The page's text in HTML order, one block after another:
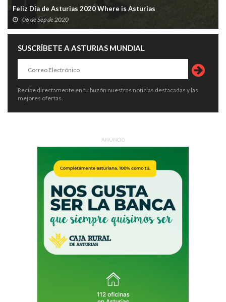
Feliz Día de Asturias 2020 Where is Asturias
06 de Sep de 2020
SUSCRÍBETE A ASTURIAS MUNDIAL
Recibe directamente en tu buzón nuestras noticias destacadas y las
mejores ofertas.
ANUNCIO